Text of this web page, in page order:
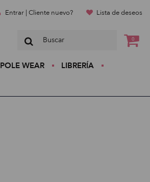
Entrar | Cliente nuevo? Lista de deseos
0
POLE WEAR LIBRERÍA